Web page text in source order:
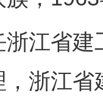
省建
浙江一纸欠